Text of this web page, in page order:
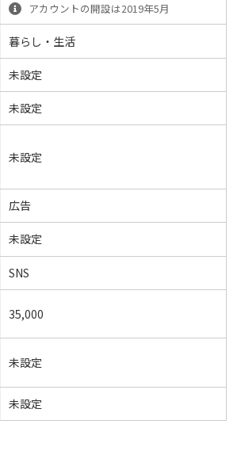
アカウントの開設は2019年5月
暮らし・生活
未設定
未設定
未設定
広告
未設定
SNS
35,000
未設定
未設定